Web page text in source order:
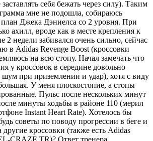
себя бежать через силу). Таким
мне не подошла, собираюсь
Джека Дэниелса со 2 уровня. При
ахилл, вроде как в месте крепления к
недели забивался очень сильно, сейчас
в Adidas Revenge Boost (кроссовки
на всю стопу. Начал замечать что
у кроссовок в середине довольно
при приземлении и удар), хотя с виду
У меня плоскостопие, а стопы
Пульс после нескольких минут
минуты ходьбы в районе 110 (мерил
Instant Heart Rate). Хотелось бы
советы по поводу прогрессии в беге и
кроссовки (также есть Adidas
CRAZE TR)? Ответ тренера